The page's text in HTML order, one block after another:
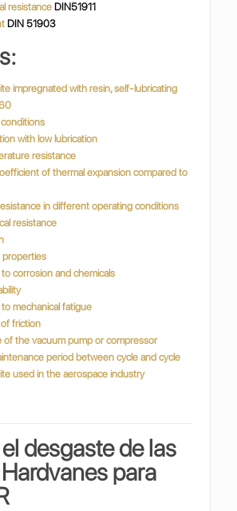
resistance DIN51911
DIN 51903
impregnated with resin, self-lubricating
with low lubrication
resistance
of thermal expansion compared to
in different operating conditions
resistance
properties
corrosion and chemicals
mechanical fatigue
friction
of the vacuum pump or compressor
period between cycle and cycle
used in the aerospace industry
desgaste de las
para